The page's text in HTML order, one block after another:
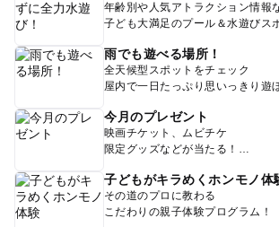
年齢別や人気アトラクション情報
子ども大満足のプール＆水遊びス
雨でも遊べる場所！
全天候型スポットをチェック
屋内で一日たっぷり思いっきり遊
今月のプレゼント
映画チケット、ムビチケ
限定グッズなどが当たる！
子どもがキラめくホンモノ体
その道のプロに教わる
こだわりの親子体験プログラム！